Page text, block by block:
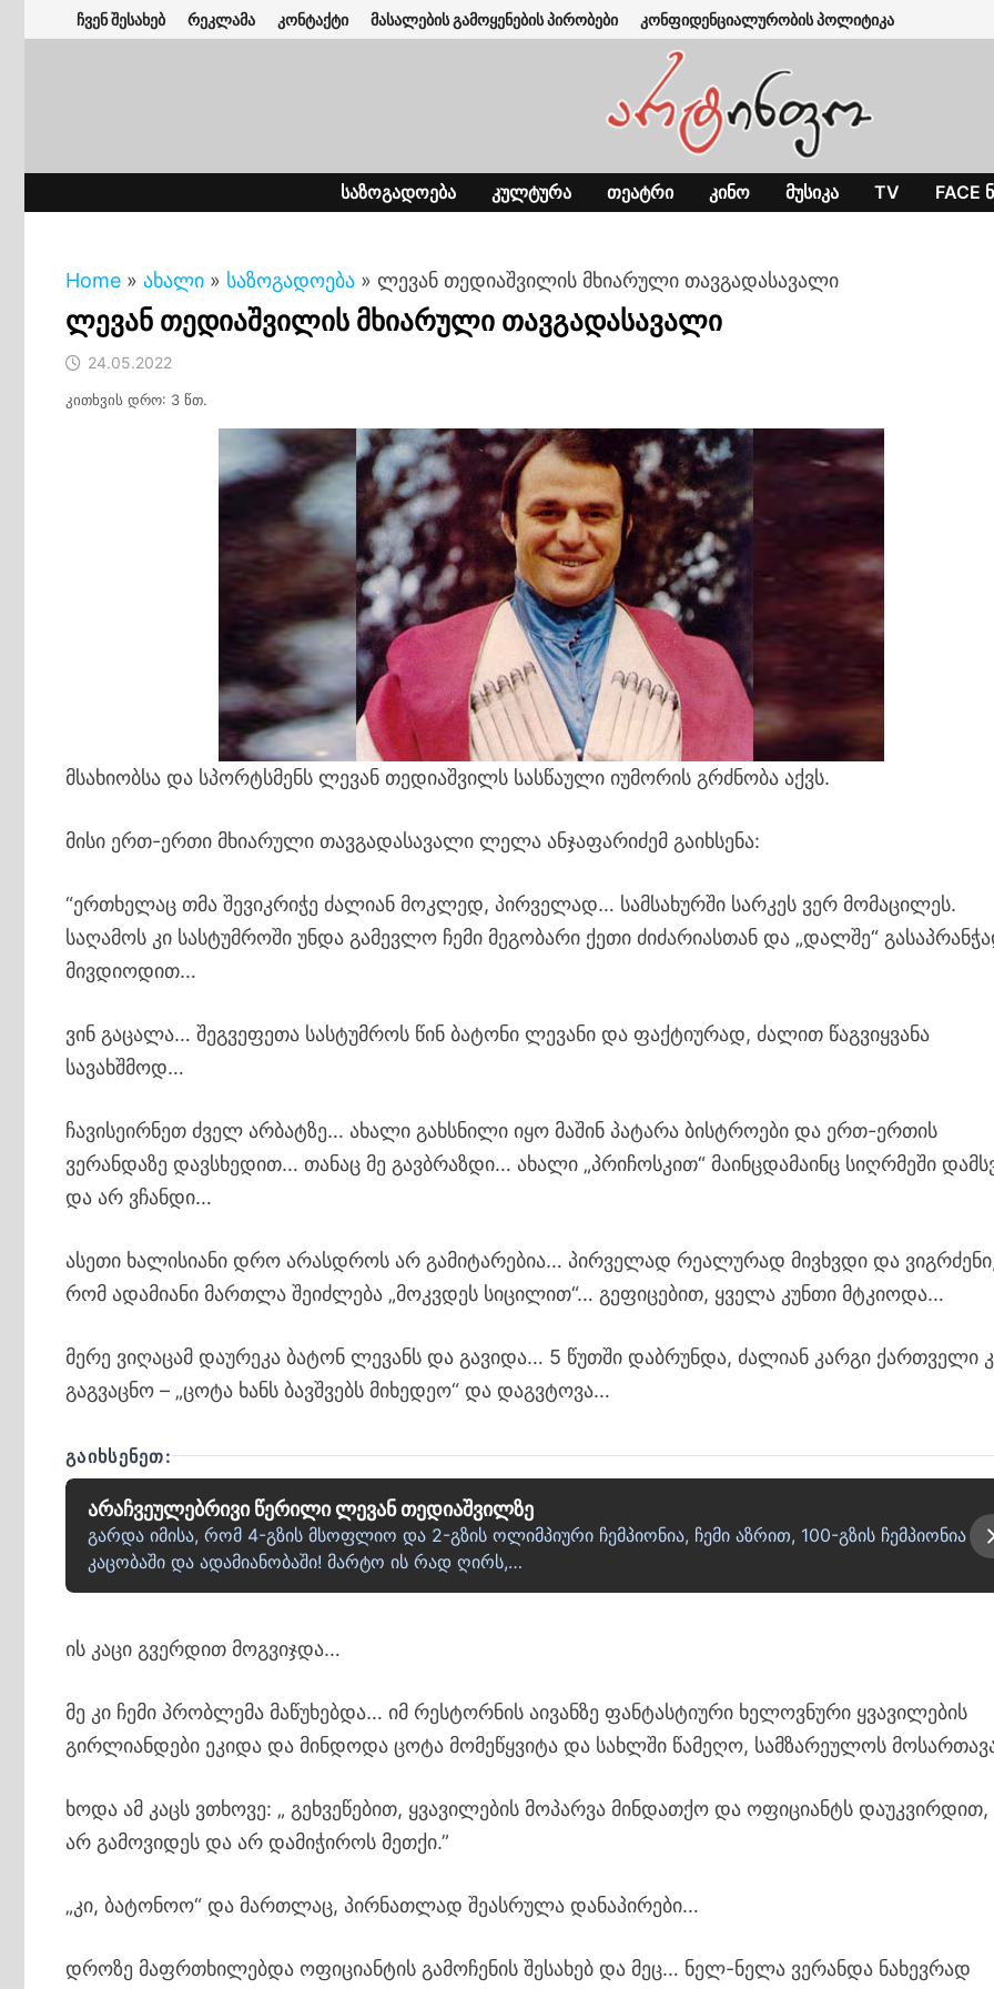
to
ჩვენ შესახებ რეკლამა კონტაქტი მასალების გამოყენების პირობები კონფიდენციალურობის პოლიტიკა
ᲡᲐᲖᲝᲒᲐᲓᲝᲔᲑᲐ ᲙᲣᲚᲢᲣᲠᲐ ᲗᲔᲐᲢᲠᲘ ᲙᲘᲜᲝ ᲛᲣᲡᲘᲙᲐ TV FACE
Home » ახალი » საზოგადოება » ლევან თედიაშვილის მხიარული თავგადასავალი
ლევან თედიაშვილის მხიარული თავგადასავალი
24.05.2022
კითხვის დრო: 3 წთ.
მსახიობსა და სპორტსმენს ლევან თედიაშვილს სასწაული იუმორის გრძნობა აქვს.
მისი ერთ-ერთი მხიარული თავგადასავალი ლელა ანჯაფარიძემ გაიხსენა:
“ერთხელაც თმა შევიკრიჭე ძალიან მოკლედ, პირველად… სამსახურში სარკეს ვერ მომაცილეს.
საღამოს კი სასტუმროში უნდა გამევლო ჩემი მეგობარი ქეთი ძიძარიასთან და „დალშე“
მივდიოდით…
ვინ გაცალა… შეგვეფეთა სასტუმროს წინ ბატონი ლევანი და ფაქტიურად, ძალით წაგვიყვანა
სავახშმოდ…
ჩავისეირნეთ ძველ არბატზე… ახალი გახსნილი იყო მაშინ პატარა ბისტროები და ერთ-ერთის
ვერანდაზე დავსხედით… თანაც მე გავბრაზდი… ახალი „პრიჩოსკით“ მაინცდამაინც სიღრმეში
და არ ვჩანდი…
ასეთი ხალისიანი დრო არასდროს არ გამიტარებია… პირველად რეალურად მივხვდი და
რომ ადამიანი მართლა შეიძლება „მოკვდეს სიცილით“… გეფიცებით, ყველა კუნთი მტკიოდა…
მერე ვიღაცამ დაურეკა ბატონ ლევანს და გავიდა… 5 წუთში დაბრუნდა, ძალიან კარგი ქართველი
გაგვაცნო – „ცოტა ხანს ბავშვებს მიხედეო“ და დაგვტოვა…
ᲒᲐᲘᲮᲡᲔᲜᲔᲗ:
არაჩვეულებრივი წერილი ლევან თედიაშვილზე
გარდა იმისა, რომ 4-გზის მსოფლიო და 2-გზის ოლიმპიური ჩემპიონია, ჩემი აზრით, 100-გზის ჩემპიონია
კაცობაში და ადამიანობაში! მარტო ის რად ღირს,…
ის კაცი გვერდით მოგვიჯდა…
მე კი ჩემი პრობლემა მაწუხებდა… იმ რესტორნის აივანზე ფანტასტიური ხელოვნური ყვავილების
გირლიანდები ეკიდა და მინდოდა ცოტა მომეწყვიტა და სახლში წამეღო, სამზარეულოს
ხოდა ამ კაცს ვთხოვე: „ გეხვეწებით, ყვავილების მოპარვა მინდათქო და ოფიციანტს დაუკვირდით,
არ გამოვიდეს და არ დამიჭიროს მეთქი.”
„კი, ბატონოო“ და მართლაც, პირნათლად შეასრულა დანაპირები…
დროზე მაფრთხილებდა ოფიციანტის გამოჩენის შესახებ და მეც… ნელ-ნელა ვერანდა ნახევრად